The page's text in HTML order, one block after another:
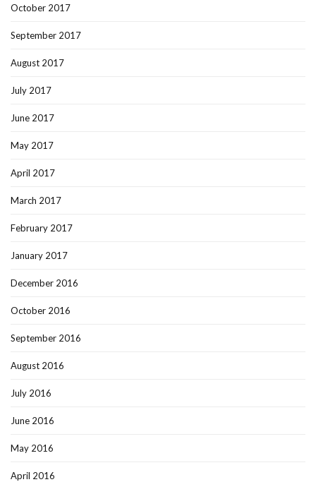
October 2017
September 2017
August 2017
July 2017
June 2017
May 2017
April 2017
March 2017
February 2017
January 2017
December 2016
October 2016
September 2016
August 2016
July 2016
June 2016
May 2016
April 2016